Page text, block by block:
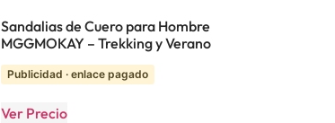
Sandalias de Cuero para Hombre
MGGMOKAY – Trekking y Verano
Publicidad · enlace pagado
Ver Precio